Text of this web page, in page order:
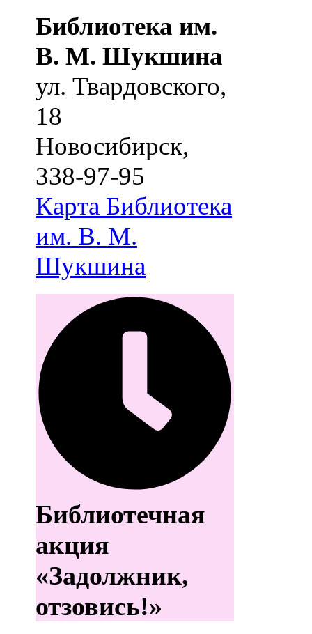
Библиотека им.
В. М. Шукшина
ул. Твардовского,
18
Новосибирск,
338-97-95
Карта Библиотека
им. В. М.
Шукшина
Библиотечная
акция
«Задолжник,
отзовись!»